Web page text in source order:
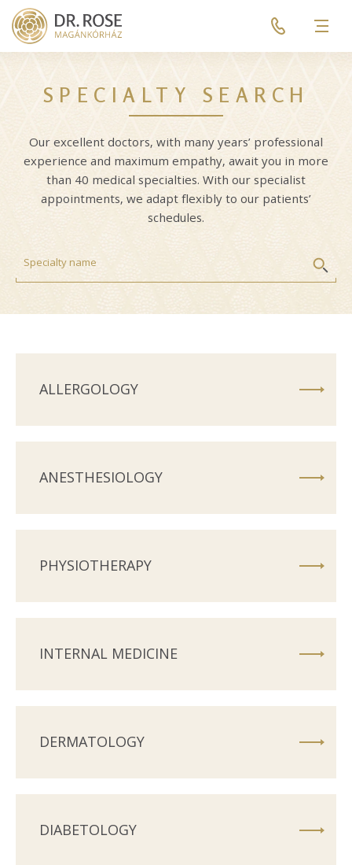
Skip
main
Pre
header
menu
SPECIALTY SEARCH
Our excellent doctors, with many years’ professional
experience and maximum empathy, await you in more
than 40 medical specialties. With our specialist
appointments, we adapt flexibly to our patients’
schedules.
ALLERGOLOGY
ANESTHESIOLOGY
PHYSIOTHERAPY
INTERNAL MEDICINE
DERMATOLOGY
DIABETOLOGY